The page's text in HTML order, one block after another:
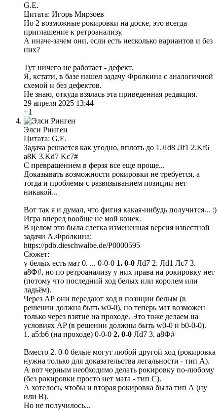
G.E.
Цитата: Игорь Мирзоев
Но 2 возможные рокировки на доске, это всегда
приглашение к ретроанализу.
А иначе-зачем они, если есть несколько вариантов и без
них?
Тут ничего не работает - дефект.
Я, кстати, в базе нашел задачу Фролкина с аналогичной
схемой и без дефектов.
Не знаю, откуда взялась эта приведенная редакция.
29 апреля 2025 13:44
+1
Элси Ринген
Цитата: G.E.
Задача решается как угодно, вплоть до 1.Лd8 Лf1 2.Kf6
a8K 3.Kd7 Kc7#
С превращением в ферзя все еще проще...
Доказывать возможности рокировки не требуется, а
тогда и проблемы с развязыванием позиции нет
никакой...
Вот так я и думал, что фигня какая-нибудь получится... :)
Игра вперед вообще не мой конек.
В целом это была слегка измененная версия известной
задачи А.Фролкина:
https://pdb.dieschwalbe.de/P0000595
Сюжет:
у белых есть мат 0. ... 0-0-0 1. 0-0 Лd7 2. Лd1 Лс7 3.
а8Ф#, но по ретроанализу у них права на рокировку нет
(потому что последний ход белых или королем или
ладьём).
Через АР они передают ход в позиции белым (в
решении должна быть w0-0), но теперь мат возможен
только через взятие на проходе. Это тоже делаем на
условиях AP (в решении должны быть w0-0 и b0-0-0).
1. a5:b6 (на проходе) 0-0-0 2. 0-0 Лd7 3. а8Ф#
Вместо 2. 0-0 белые могут любой другой ход (рокировка
нужна только для доказательства легальности - тип А).
А вот черным необходимо делать рокировку по-любому
(без рокировки просто нет мата - тип С).
А хотелось, чтобы и вторая рокировка была тип А (ну
или В).
Но не получилось...